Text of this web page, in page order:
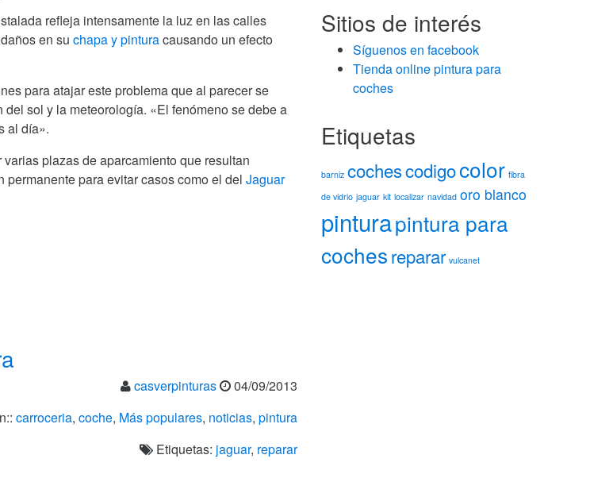
refleja intensamente la luz en las calles
en su chapa y pinturacausando un efecto
para atajar este problema que al parecer se
sol y la meteorología. «El fenómeno se debe a
al día».
plazas de aparcamiento que resultan
para evitar casos como el del Jaguar
casverpinturas
04/09/2013
carroceria, coche, Más populares, noticias, pintura
Etiquetas: jaguar, reparar
Sitios de interés
Síguenos en facebook
Tienda online pintura para
coches
Etiquetas
barniz cochescodigocolor fibra
de vidrio jaguar kit localizar navidad oro blanco
pinturapintura para
cochesreparar vulcanet